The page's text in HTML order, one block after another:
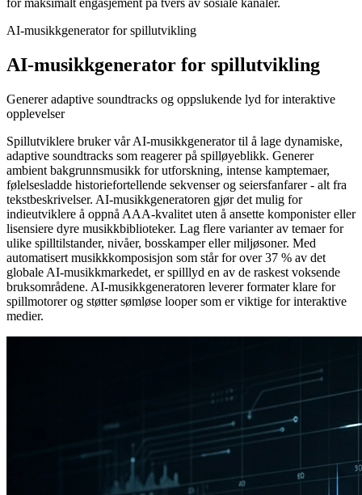
AI-musikkgenerator for spillutvikling
AI-musikkgenerator for spillutvikling
Generer adaptive soundtracks og oppslukende lyd for interaktive
opplevelser
Spillutviklere bruker vår AI-musikkgenerator til å lage dynamiske,
adaptive soundtracks som reagerer på spilløyeblikk. Generer
ambient bakgrunnsmusikk for utforskning, intense kamptemaer,
følelsesladde historiefortellende sekvenser og seiersfanfarer - alt fra
tekstbeskrivelser. AI-musikkgeneratoren gjør det mulig for
indieutviklere å oppnå AAA-kvalitet uten å ansette komponister eller
lisensiere dyre musikkbiblioteker. Lag flere varianter av temaer for
ulike spilltilstander, nivåer, bosskamper eller miljøsoner. Med
automatisert musikkkomposisjon som står for over 37 % av det
globale AI-musikkmarkedet, er spilllyd en av de raskest voksende
bruksområdene. AI-musikkgeneratoren leverer formater klare for
spillmotorer og støtter sømløse looper som er viktige for interaktive
medier.